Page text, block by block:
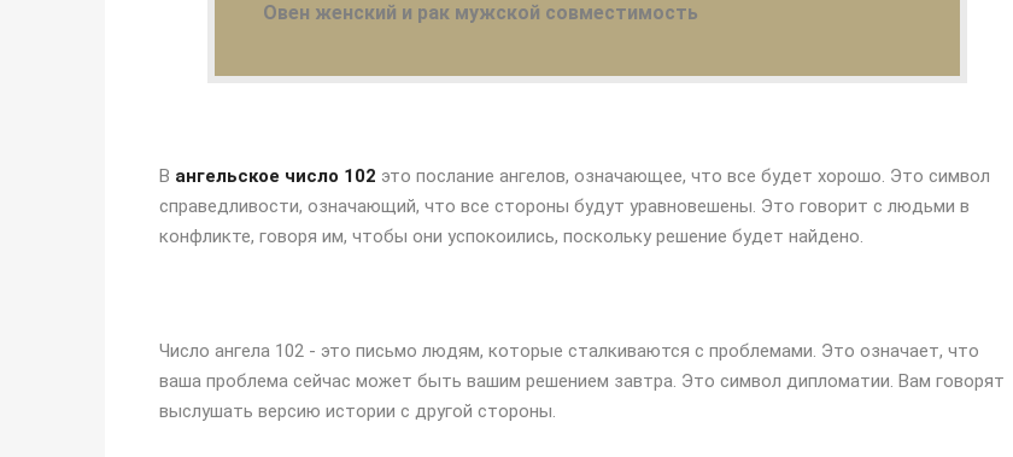
Овен женский и рак мужской совместимость
В ангельское число 102 это послание ангелов, означающее, что все будет хорошо. Это символ
справедливости, означающий, что все стороны будут уравновешены. Это говорит с людьми в
конфликте, говоря им, чтобы они успокоились, поскольку решение будет найдено.
Число ангела 102 - это письмо людям, которые сталкиваются с проблемами. Это означает, что
ваша проблема сейчас может быть вашим решением завтра. Это символ дипломатии. Вам говорят
выслушать версию истории с другой стороны.